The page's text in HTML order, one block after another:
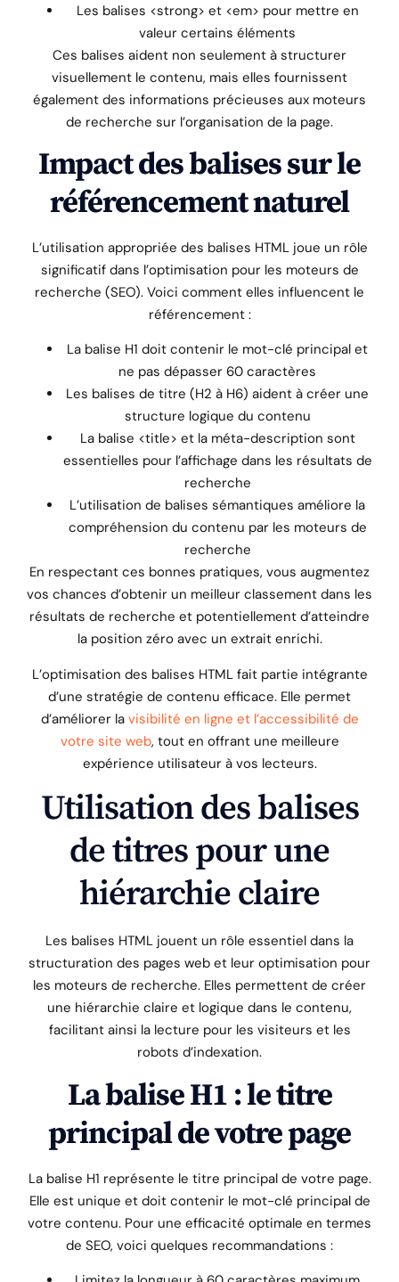
Les balises <strong> et <em> pour mettre en
valeur certains éléments
Ces balises aident non seulement à structurer
visuellement le contenu, mais elles fournissent
également des informations précieuses aux moteurs
de recherche sur l’organisation de la page.
Impact des balises sur le
référencement naturel
L’utilisation appropriée des balises HTML joue un rôle
significatif dans l’optimisation pour les moteurs de
recherche (SEO). Voici comment elles influencent le
référencement :
La balise H1 doit contenir le mot-clé principal et
ne pas dépasser 60 caractères
Les balises de titre (H2 à H6) aident à créer une
structure logique du contenu
La balise <title> et la méta-description sont
essentielles pour l’affichage dans les résultats de
recherche
L’utilisation de balises sémantiques améliore la
compréhension du contenu par les moteurs de
recherche
En respectant ces bonnes pratiques, vous augmentez
vos chances d’obtenir un meilleur classement dans les
résultats de recherche et potentiellement d’atteindre
la position zéro avec un extrait enrichi.
L’optimisation des balises HTML fait partie intégrante
d’une stratégie de contenu efficace. Elle permet
d’améliorer la visibilité en ligne et l’accessibilité de
votre site web, tout en offrant une meilleure
expérience utilisateur à vos lecteurs.
Utilisation des balises
de titres pour une
hiérarchie claire
Les balises HTML jouent un rôle essentiel dans la
structuration des pages web et leur optimisation pour
les moteurs de recherche. Elles permettent de créer
une hiérarchie claire et logique dans le contenu,
facilitant ainsi la lecture pour les visiteurs et les
robots d’indexation.
La balise H1 : le titre
principal de votre page
La balise H1 représente le titre principal de votre page.
Elle est unique et doit contenir le mot-clé principal de
votre contenu. Pour une efficacité optimale en termes
de SEO, voici quelques recommandations :